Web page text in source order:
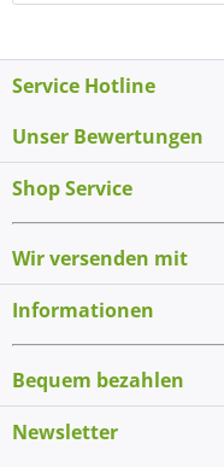
Service Hotline
Unser Bewertungen
Shop Service
Wir versenden mit
Informationen
Bequem bezahlen
Newsletter